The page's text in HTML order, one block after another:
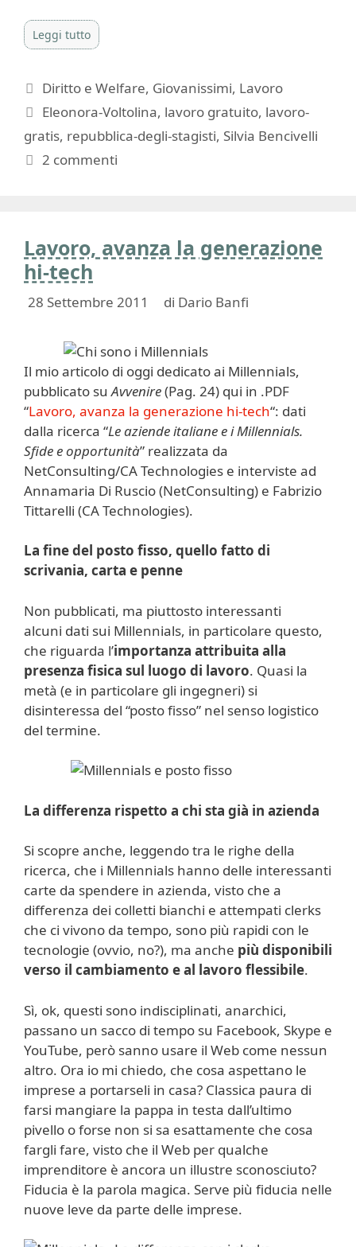
Leggi tutto
Categorie
Diritto e Welfare, Giovanissimi, Lavoro
Tag
Eleonora-Voltolina, lavoro gratuito, lavoro-
gratis, repubblica-degli-stagisti, Silvia Bencivelli
2 commenti
Lavoro, avanza la generazione
hi-tech
28 Settembre 2011 di Dario Banfi
Il mio articolo di oggi dedicato ai Millennials,
pubblicato suAvvenire(Pag. 24) qui in .PDF
“Lavoro, avanza la generazione hi-tech“: dati
dalla ricerca “Le aziende italiane e i Millennials.
Sfide e opportunità” realizzata da
NetConsulting/CA Technologies e interviste ad
Annamaria Di Ruscio (NetConsulting) e Fabrizio
Tittarelli (CA Technologies).
La fine del posto fisso, quello fatto di
scrivania, carta e penne
Non pubblicati, ma piuttosto interessanti
alcuni dati sui Millennials, in particolare questo,
che riguarda l’importanza attribuita alla
presenza fisica sul luogo di lavoro. Quasi la
metà (e in particolare gli ingegneri) si
disinteressa del “posto fisso” nel senso logistico
del termine.
La differenza rispetto a chi sta già in azienda
Si scopre anche, leggendo tra le righe della
ricerca, che i Millennials hanno delle interessanti
carte da spendere in azienda, visto che a
differenza dei colletti bianchi e attempati clerks
che ci vivono da tempo, sono più rapidi con le
tecnologie (ovvio, no?), ma anche più disponibili
verso il cambiamento e al lavoro flessibile.
Sì, ok, questi sono indisciplinati, anarchici,
passano un sacco di tempo su Facebook, Skype e
YouTube, però sanno usare il Web come nessun
altro. Ora io mi chiedo, che cosa aspettano le
imprese a portarseli in casa? Classica paura di
farsi mangiare la pappa in testa dall’ultimo
pivello o forse non si sa esattamente che cosa
fargli fare, visto che il Web per qualche
imprenditore è ancora un illustre sconosciuto?
Fiducia è la parola magica. Serve più fiducia nelle
nuove leve da parte delle imprese.